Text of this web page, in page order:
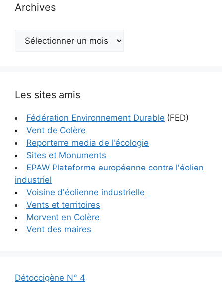
Archives
Archives
Les sites amis
Fédération Environnement Durable (FED)
Vent de Colère
Reporterre media de l'écologie
Sites et Monuments
EPAW Plateforme européenne contre l'éolien
industriel
Voisine d'éolienne industrielle
Vents et territoires
Morvent en Colère
Vent des maires
Détoccigène N° 4